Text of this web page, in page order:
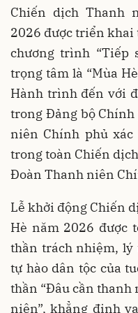
Chiến dịch Thanh
2026 được triển khai
chương trình “Tiếp
trọng tâm là “Mùa
Hành trình đến với
trong Đảng bộ
niên Chính phủ
trong toàn Chiến
Đoàn Thanh niên
Lễ khởi động Chiến
Hè năm 2026 được
thần trách nhiệm, lý
tự hào dân tộc của
thần “Đâu cần thanh
niên”, khẳng định